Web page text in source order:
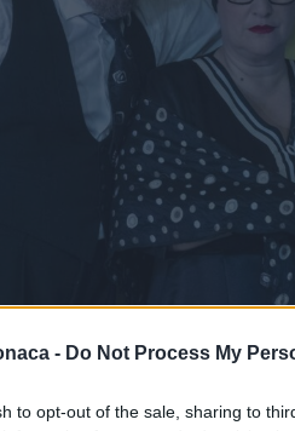
- Do Not Process My
to opt-out of the sale, sharing to